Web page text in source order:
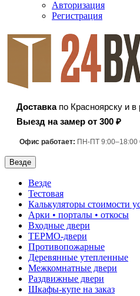
Авторизация
Регистрация
Доставкапо Красноярску и в
Выезд на замер от 300 ₽
Офис работает: ПН-ПТ 9:00–18:00
Везде
Везде
Тестовая
Калькуляторы стоимости
Арки • порталы • откосы
Входные двери
ТЕРМО-двери
Противопожарные
Деревянные утепленные
Межкомнатные двери
Раздвижные двери
Шкафы-купе на заказ